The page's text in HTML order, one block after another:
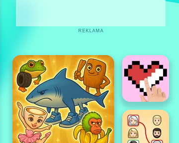
REKLAMA